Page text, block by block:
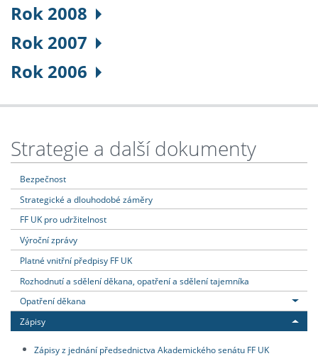
Rok 2008
Rok 2007
Rok 2006
Strategie a další dokumenty
Bezpečnost
Strategické a dlouhodobé záměry
FF UK pro udržitelnost
Výroční zprávy
Platné vnitřní předpisy FF UK
Rozhodnutí a sdělení děkana, opatření a sdělení tajemníka
Opatření děkana
Zápisy
Zápisy z jednání předsednictva Akademického senátu FF UK